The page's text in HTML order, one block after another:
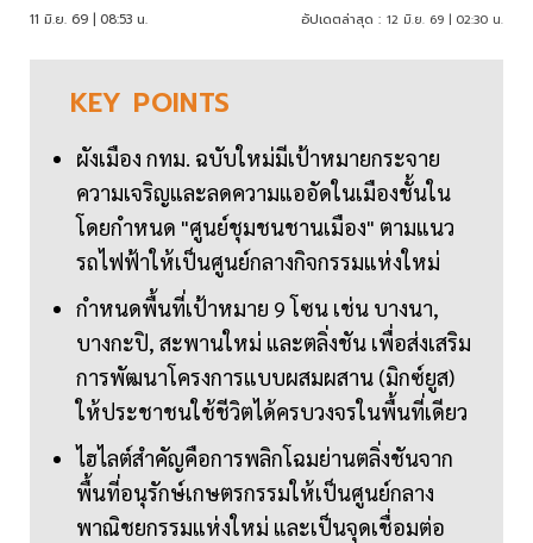
11 มิ.ย. 69 | 08:53 น. อัปเดตล่าสุด : 12 มิ.ย. 69 | 02:30 น.
KEY POINTS
ผังเมือง กทม. ฉบับใหม่มีเป้าหมายกระจาย
ความเจริญและลดความแออัดในเมืองชั้นใน
โดยกำหนด "ศูนย์ชุมชนชานเมือง" ตามแนว
รถไฟฟ้าให้เป็นศูนย์กลางกิจกรรมแห่งใหม่
กำหนดพื้นที่เป้าหมาย 9 โซน เช่น บางนา,
บางกะปิ, สะพานใหม่ และตลิ่งชัน เพื่อส่งเสริม
การพัฒนาโครงการแบบผสมผสาน (มิกซ์ยูส)
ให้ประชาชนใช้ชีวิตได้ครบวงจรในพื้นที่เดียว
ไฮไลต์สำคัญคือการพลิกโฉมย่านตลิ่งชันจาก
พื้นที่อนุรักษ์เกษตรกรรมให้เป็นศูนย์กลาง
พาณิชยกรรมแห่งใหม่ และเป็นจุดเชื่อมต่อ